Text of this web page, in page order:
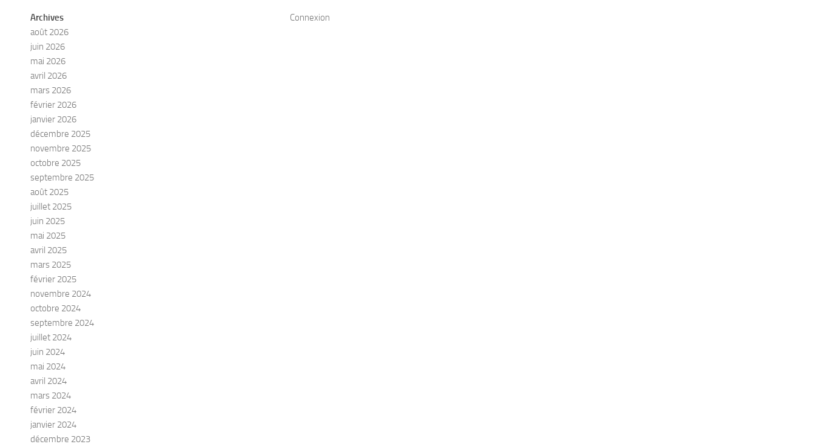
Archives
août 2026
juin 2026
mai 2026
avril 2026
mars 2026
février 2026
janvier 2026
décembre 2025
novembre 2025
octobre 2025
septembre 2025
août 2025
juillet 2025
juin 2025
mai 2025
avril 2025
mars 2025
février 2025
novembre 2024
octobre 2024
septembre 2024
juillet 2024
juin 2024
mai 2024
avril 2024
mars 2024
février 2024
janvier 2024
décembre 2023
Connexion